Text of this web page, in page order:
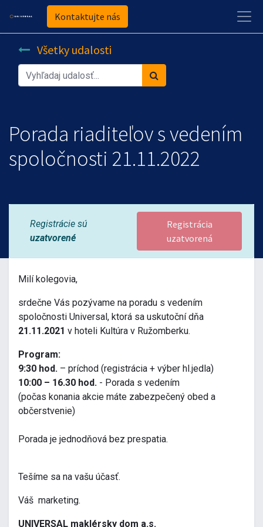
Kontaktujte nás
Všetky udalosti
Porada riaditeľov s vedením
spoločnosti 21.11.2022
Registrácie sú
uzatvorené
Registrácia
uzatvorená
Milí kolegovia,
srdečne Vás pozývame na poradu s vedením
spoločnosti Universal, ktorá sa uskutoční dňa
21.11.2021 v hoteli Kultúra v Ružomberku.
Program:
9:30 hod. – príchod (registrácia + výber hl.jedla)
10:00 – 16.30 hod. - Porada s vedením
(počas konania akcie máte zabezpečený obed a
občerstvenie)
Porada je jednodňová bez prespatia.
Tešíme sa na vašu účasť.
Váš marketing.
UNIVERSAL maklérsky dom a.s.